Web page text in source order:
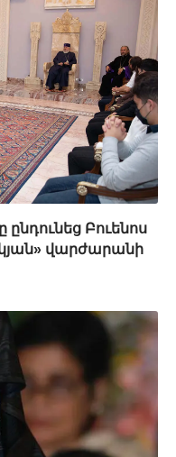
Բուենոս
վարժարանի